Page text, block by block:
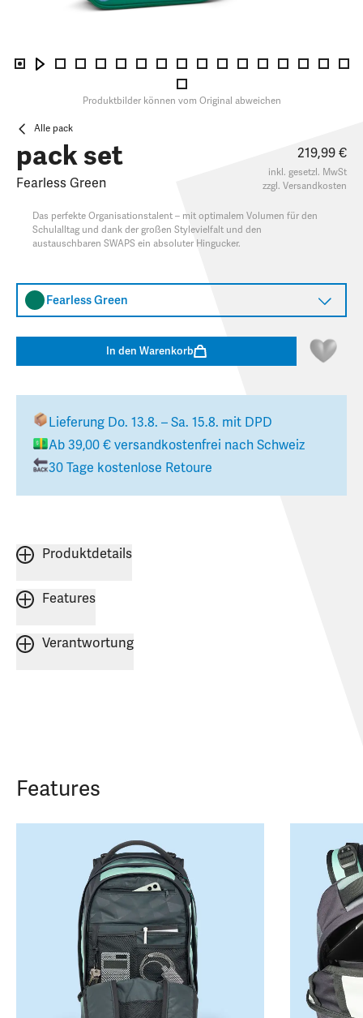
Produktbilder können vom Original abweichen
Alle pack
pack set
Fearless Green
219,99 €
inkl. gesetzl. MwSt
zzgl. Versandkosten
Das perfekte Organisationstalent – mit optimalem Volumen für den
Schulalltag und dank der großen Stylevielfalt und den
austauschbaren SWAPS ein absoluter Hingucker.​
Fearless Green
In den Warenkorb
Lieferung Do. 13.8. – Sa. 15.8. mit DPD
Ab 39,00 € versandkostenfrei nach Schweiz
30 Tage kostenlose Retoure
Produktdetails
Features
Verantwortung
Features